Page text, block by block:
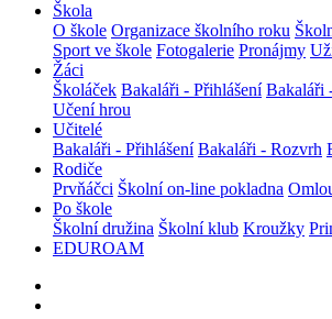
Škola
O škole Organizace školního roku
Sport ve škole Fotogalerie Pronájmy
Žáci
Školáček Bakaláři - Přihlášení Bakaláři
Učení hrou
Učitelé
Bakaláři - Přihlášení Bakaláři - Rozvrh
Rodiče
Prvňáčci Školní on-line pokladna
Po škole
Školní družina Školní klub Kroužky
EDUROAM